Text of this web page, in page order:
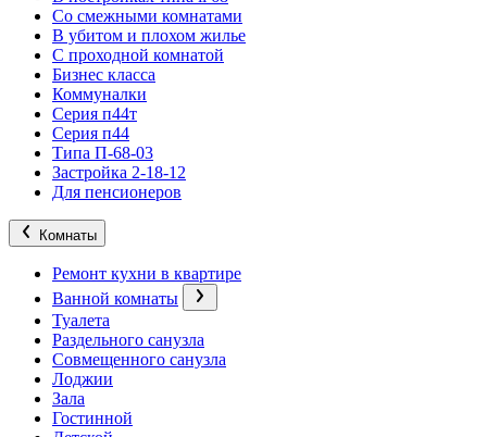
Со смежными комнатами
В убитом и плохом жилье
С проходной комнатой
Бизнес класса
Коммуналки
Серия п44т
Серия п44
Типа П-68-03
Застройка 2-18-12
Для пенсионеров
Комнаты
Ремонт кухни в квартире
Ванной комнаты
Туалета
Раздельного санузла
Совмещенного санузла
Лоджии
Зала
Гостинной